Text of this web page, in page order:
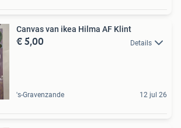
Canvas van ikea Hilma AF Klint
€ 5,00 Details
's-Gravenzande 12 jul 26